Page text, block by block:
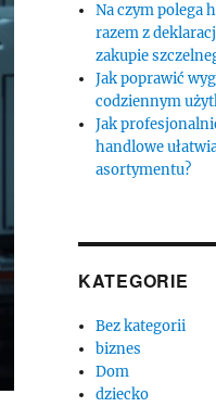
Na czym polega
razem z
zakupie
Jak poprawić
codziennym
Jak
handlowe
asortymentu?
KATEGORIE
Bez kategorii
biznes
Dom
dziecko